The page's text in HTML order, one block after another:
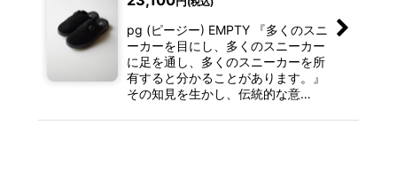
(税込)
pg (ピージー) EMPTY 『多くのスニ
ーカーを目にし、多くのスニーカー
に足を通し、多くのスニーカーを所
有すると分かることがあります。』
その知見を生かし、伝統的な意…